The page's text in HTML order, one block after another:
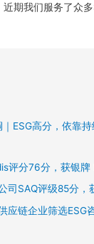
期我们服务了众
ESG高分，依靠
评分76分，获银牌
司SAQ评级85分，
应链企业筛选ESG